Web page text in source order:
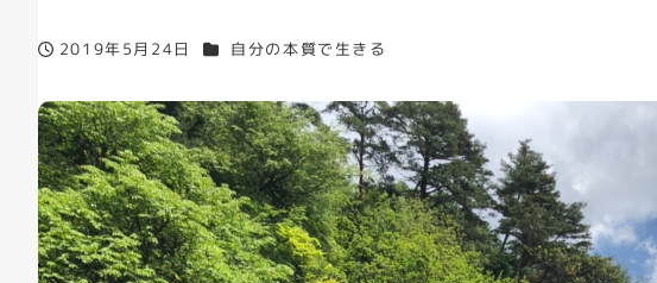
投稿日
2019年5月24日 カテゴリー
自分の本質で生きる